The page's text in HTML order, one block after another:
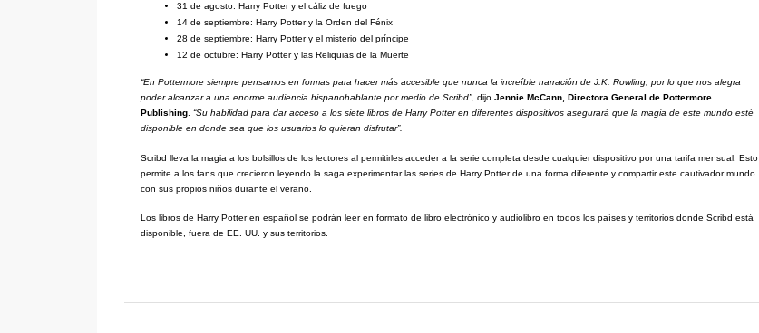
31 de agosto: Harry Potter y el cáliz de fuego
14 de septiembre: Harry Potter y la Orden del Fénix
28 de septiembre: Harry Potter y el misterio del príncipe
12 de octubre: Harry Potter y las Reliquias de la Muerte
“En Pottermore siempre pensamos en formas para hacer más accesible que nunca la increíble narración de J.K. Rowling, por lo que nos alegra
poder alcanzar a una enorme audiencia hispanohablante por medio de Scribd”, dijoJennie McCann, Directora General de Pottermore
Publishing.“Su habilidad para dar acceso a los siete libros de Harry Potter en diferentes dispositivos asegurará que la magia de este mundo esté
disponible en donde sea que los usuarios lo quieran disfrutar”.
Scribd lleva la magia a los bolsillos de los lectores al permitirles acceder a la serie completa desde cualquier dispositivo por una tarifa mensual. Esto
permite a los fans que crecieron leyendo la saga experimentar las series de Harry Potter de una forma diferente y compartir este cautivador mundo
con sus propios niños durante el verano.
Los libros de Harry Potter en español se podrán leer en formato de libro electrónico y audiolibro en todos los países y territorios donde Scribd está
disponible, fuera de EE. UU. y sus territorios.